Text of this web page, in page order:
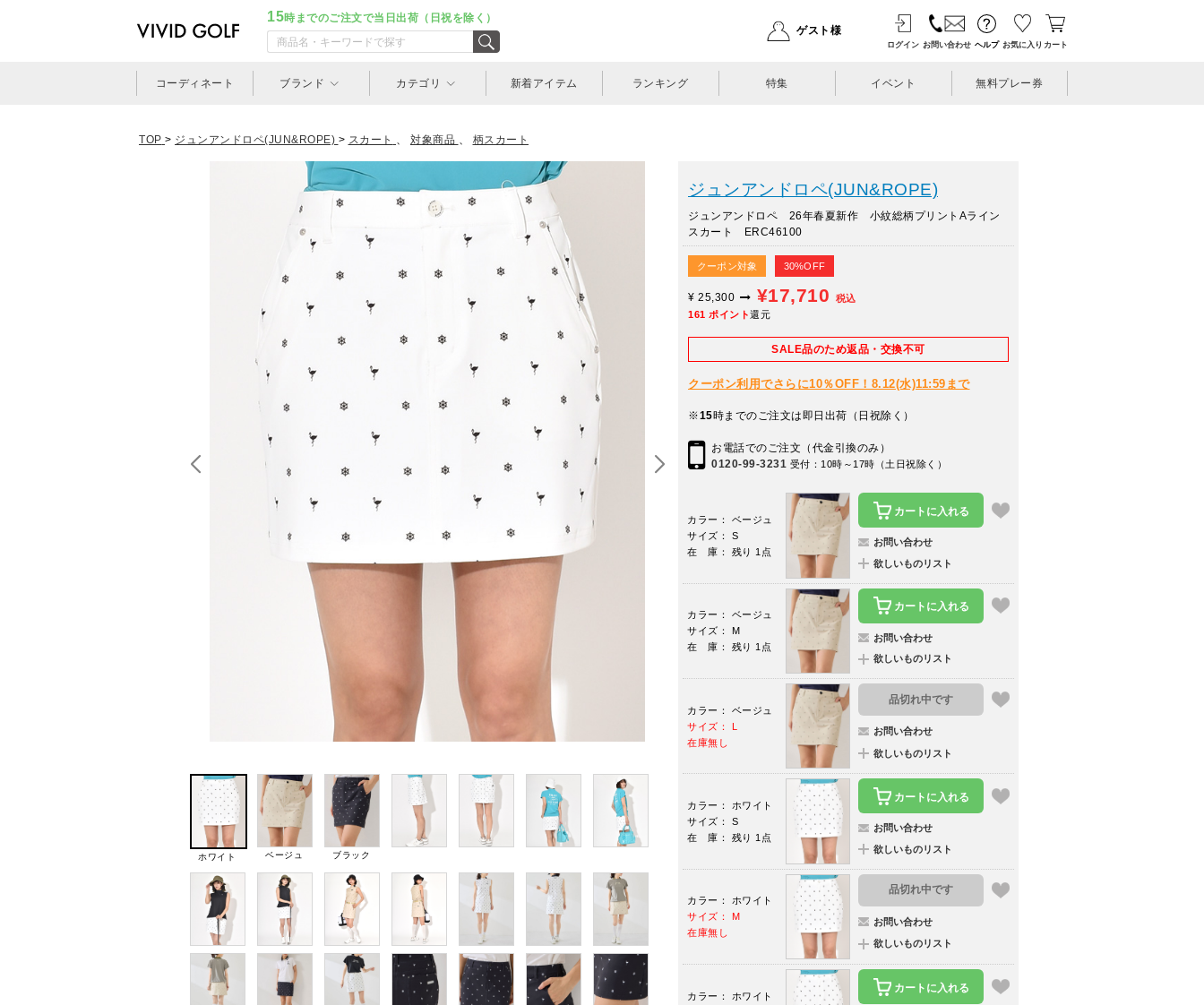
15時までのご注文で当日出荷（日祝を除く）
ゲスト様
ログイン お問い合わせ ヘルプ お気に入り カート
コーディネート ブランド カテゴリ 新着アイテム ランキング 特集 イベント 無料プレー券
TOP > ジュンアンドロペ(JUN&ROPE) > スカート 、 対象商品 、 柄スカート
ホワイト ベージュ ブラック
ジュンアンドロペ(JUN&ROPE)
ジュンアンドロペ 26年春夏新作 小紋総柄プリントAライン
スカート ERC46100
クーポン対象 30%OFF
¥ 25,300 ¥17,710
税込
161 ポイント還元
SALE品のため返品・交換不可
クーポン利用でさらに10％OFF！8.12(水)11:59まで
※15時までのご注文は即日出荷（日祝除く）
お電話でのご注文（代金引換のみ）
0120-99-3231 受付：10時～17時（土日祝除く）
カラー： ベージュ
サイズ： S
在 庫： 残り 1点
カートに入れる
お問い合わせ
欲しいものリスト
カラー： ベージュ
サイズ： M
在 庫： 残り 1点
カートに入れる
お問い合わせ
欲しいものリスト
カラー： ベージュ
サイズ： L
在庫無し
品切れ中です
お問い合わせ
欲しいものリスト
カラー： ホワイト
サイズ： S
在 庫： 残り 1点
カートに入れる
お問い合わせ
欲しいものリスト
カラー： ホワイト
サイズ： M
在庫無し
品切れ中です
お問い合わせ
欲しいものリスト
カラー： ホワイト
カートに入れる